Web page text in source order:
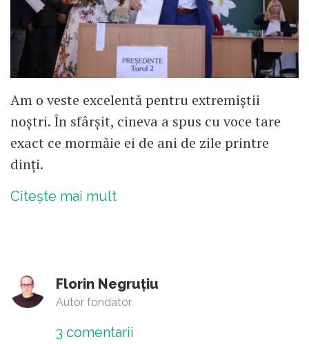
Am o veste excelentă pentru extremiștii
noștri. În sfârșit, cineva a spus cu voce tare
exact ce mormăie ei de ani de zile printre
dinți.
Citește mai mult
Florin Negruțiu
Autor fondator
3 comentarii